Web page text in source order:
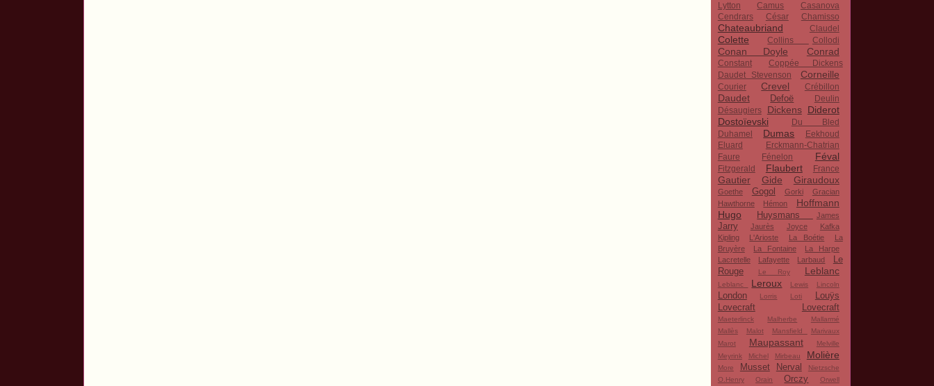
Lytton
Camus
Casanova
Cendrars
César Chamisso
Chateaubriand Claudel
Colette Collins Collodi
Conan Doyle Conrad
Constant
Coppée Dickens
Daudet Stevenson
Corneille
Courier Crevel Crébillon
Daudet Defoë
Deulin
Désaugiers
Dickens Diderot
Dostoïevski
Du Bled
Duhamel
Dumas
Eekhoud
Eluard
Erckmann-Chatrian
Faure
Fénelon Féval
Fitzgerald Flaubert France
Gautier Gide Giraudoux
Goethe Gogol Gorki
Gracian
Hawthorne
Hémon
Hoffmann
Hugo
Huysmans James
Jarry Jaurès Joyce
Kafka
Kipling
L'Arioste La Boétie
La
Bruyère
La Fontaine
La Harpe
Lacretelle
Lafayette Larbaud
Le
Rouge
Le Roy Leblanc
Leblanc Leroux Lewis Lincoln
London Lorris Loti
Louÿs
Lovecraft
Lovecraft
Maeterlinck Malherbe
Mallarmé
Mallès
Malot Mansfield
Marivaux
Marot
Maupassant
Melville
Meyrink
Michel Mirbeau Molière
More Musset Nerval
Nietzsche
O.Henry
Orain Orczy Orwell